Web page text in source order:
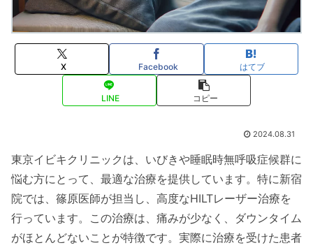
X Facebook はてブ
LINE コピー
2024.08.31
東京イビキクリニックは、いびきや睡眠時無呼吸症候群に
悩む方にとって、最適な治療を提供しています。特に新宿
院では、篠原医師が担当し、高度なHILTレーザー治療を
行っています。この治療は、痛みが少なく、ダウンタイム
がほとんどないことが特徴です。実際に治療を受けた患者